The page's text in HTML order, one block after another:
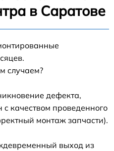
в Саратове
случаем?
дефекта,
качеством проведенного
монтаж запчасти).
выход из